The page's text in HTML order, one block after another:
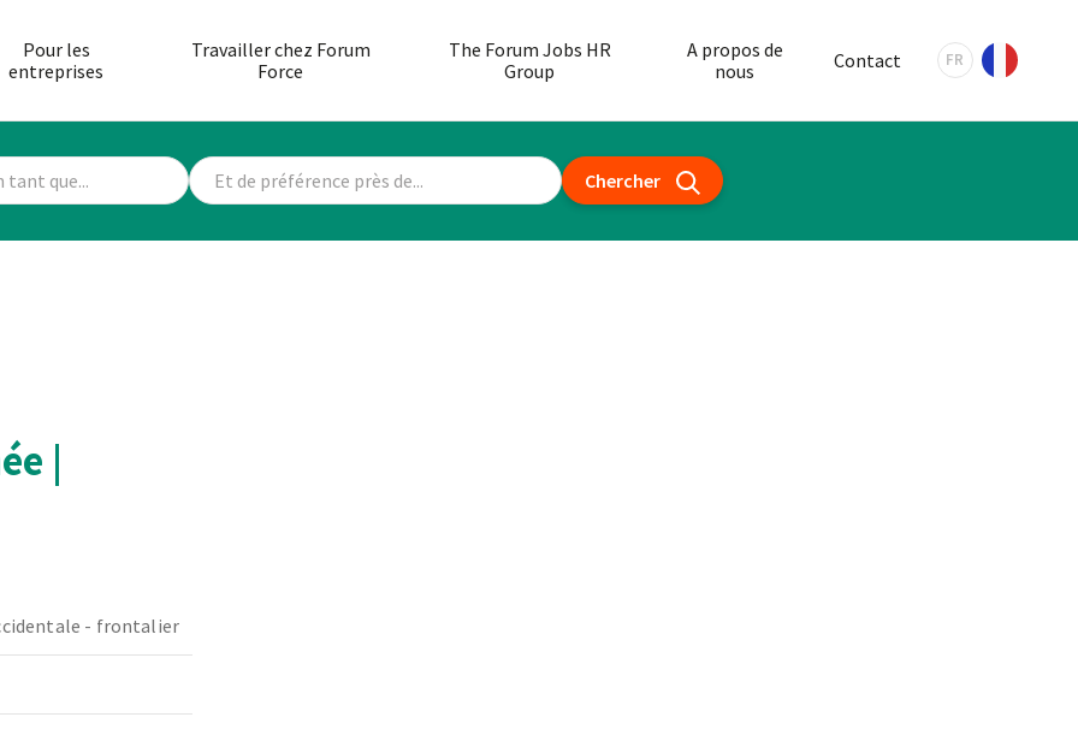
Pour les
entreprises
Travailler chez Forum
Force
The Forum Jobs HR
Group
A propos de
nous
Contact FR
Chercher
|
- frontalier